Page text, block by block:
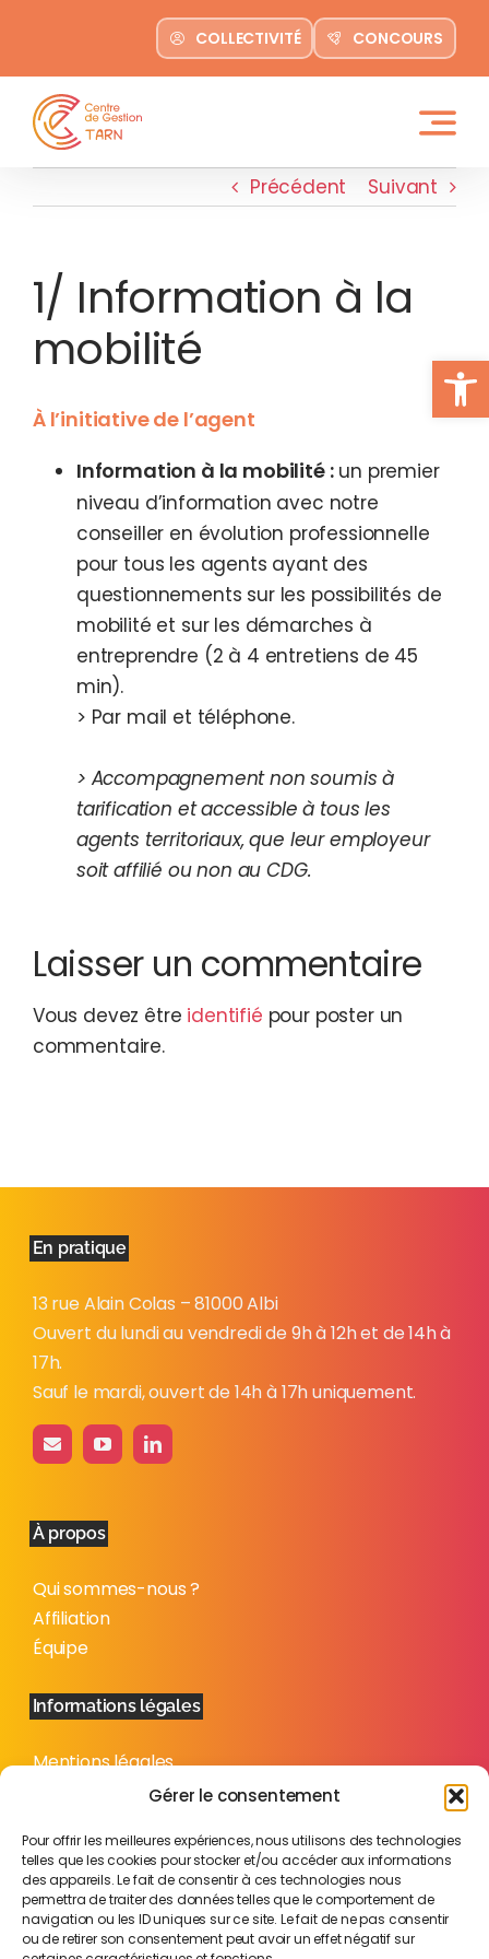
Ouvrir
Gérer le consentement
Pour offrir les meilleures expériences, nous utilisons des technologies
telles que les cookies pour stocker et/ou accéder aux informations
des appareils. Le fait de consentir à ces technologies nous
permettra de traiter des données telles que le comportement de
navigation ou les ID uniques sur ce site. Le fait de ne pas consentir
ou de retirer son consentement peut avoir un effet négatif sur
contenu
COLLECTIVITÉ CONCOURS
Précédent Suivant
1/ Information à la
mobilité
À l’initiative de l’agent
Information à la mobilité :un premier
niveau d’information avec notre
conseiller en évolution professionnelle
pour tous les agents ayant des
questionnements sur les possibilités de
mobilité et sur les démarches à
entreprendre (2 à 4 entretiens de 45
min).
> Par mail et téléphone.
> Accompagnement non soumis à
tarification et accessible à tous les
agents territoriaux, que leur employeur
soit affilié ou non au CDG.
Laisser un commentaire
Vous devez être identifié pour poster un
commentaire.
En pratique
13 rue Alain Colas – 81000 Albi
Ouvert du lundi au vendredi de 9h à 12h et de 14h à
17h.
Sauf le mardi, ouvert de 14h à 17h uniquement.
À propos
Qui sommes-nous ?
Affiliation
Équipe
Informations légales
Mentions légales
Politique de confidentialité